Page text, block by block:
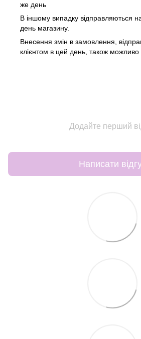
же день
В іншому випадку відправляються
день магазину.
Внесення змін в замовлення,
клієнтом в цей день, також можливо
Додайте перший
Написати